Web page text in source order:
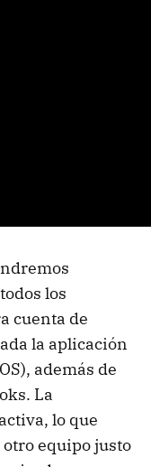
los
cuenta de
la aplicación
además de
La
lo que
equipo justo